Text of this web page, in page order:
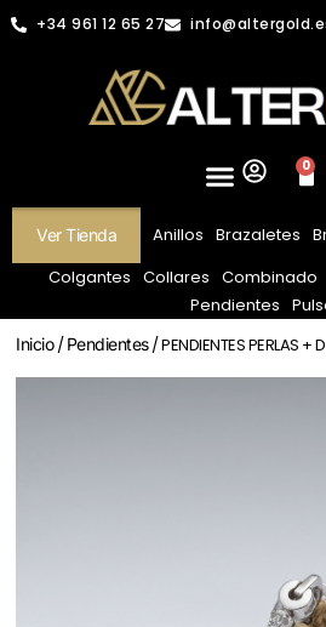
+34 961 12 65 27
0
Ver Tienda Anillos Brazaletes
Colgantes Collares Combinado
Pendientes
Inicio/Pendientes/ PENDIENTES PERLAS +